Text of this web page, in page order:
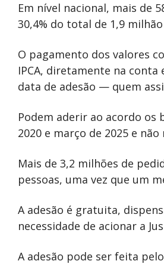
Em nível nacional, mais de
30,4% do total de 1,9
O pagamento dos valores
IPCA, diretamente na
data de adesão — quem
Podem aderir ao acordo
2020 e março de 2025 e
Mais de 3,2 milhões de
pessoas, uma vez que um
A adesão é gratuita,
necessidade de acionar a
A adesão pode ser feita